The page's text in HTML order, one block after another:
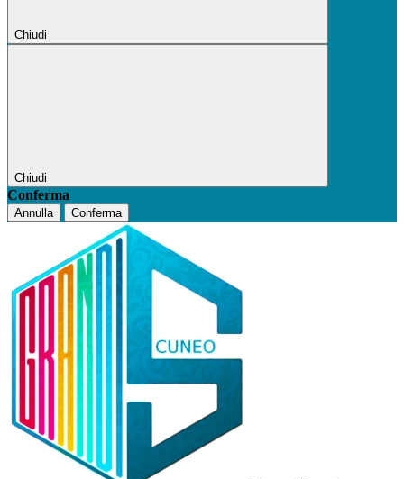
Chiudi
Chiudi
Conferma
Annulla Conferma